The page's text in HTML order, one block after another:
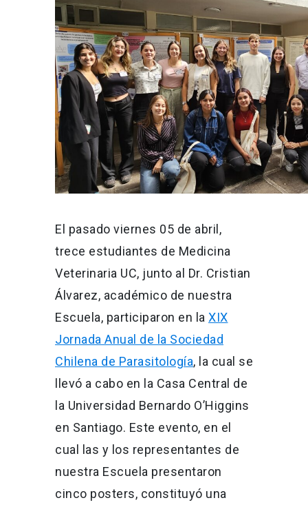
El pasado viernes 05 de abril,
trece estudiantes de Medicina
Veterinaria UC, junto al Dr. Cristian
Álvarez, académico de nuestra
Escuela, participaron en la XIX
Jornada Anual de la Sociedad
Chilena de Parasitología, la cual se
llevó a cabo en la Casa Central de
la Universidad Bernardo O’Higgins
en Santiago. Este evento, en el
cual las y los representantes de
nuestra Escuela presentaron
cinco posters, constituyó una